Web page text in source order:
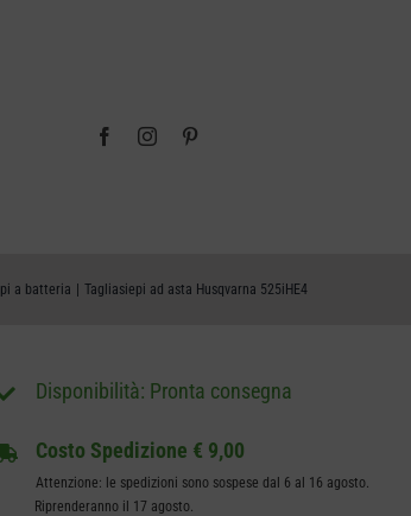
a batteria Tagliasiepi ad asta Husqvarna 525iHE4
Pronta consegna
Costo Spedizione € 9,00
Attenzione: le spedizioni sono sospese dal 6 al 16 agosto.
Riprenderanno il 17 agosto.